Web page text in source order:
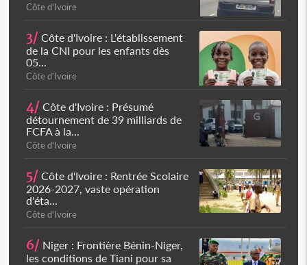
Côte d'Ivoire
3/ Côte d'Ivoire : L'établissement
de la CNI pour les enfants dès
05...
Côte d'Ivoire
4/ Côte d'Ivoire : Présumé
détournement de 39 milliards de
FCFA à la...
Côte d'Ivoire
5/ Côte d'Ivoire : Rentrée Scolaire
2026-2027, vaste opération
d'éta...
Côte d'Ivoire
6/ Niger : Frontière Bénin-Niger,
les conditions de Tiani pour sa